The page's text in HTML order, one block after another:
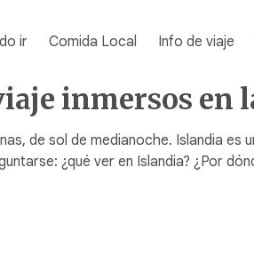
ir Comida Local Info de viaje
inmersos en
de sol de medianoche. Islandia
¿qué ver en Islandia? ¿Por